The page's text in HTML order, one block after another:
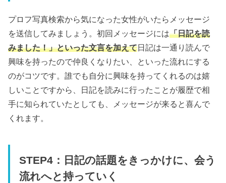
プロフ写真検索から気になった女性がいたらメッセージ
を送信してみましょう。初回メッセージには「日記を読
みました！」といった文言を加えて日記は一通り読んで
興味を持ったので仲良くなりたい、といった流れにする
のがコツです。誰でも自分に興味を持ってくれるのは嬉
しいことですから、日記を読みに行ったことが履歴で相
手に知られていたとしても、メッセージが来ると喜んで
くれます。
STEP4：日記の話題をきっかけに、会う
流れへと持っていく